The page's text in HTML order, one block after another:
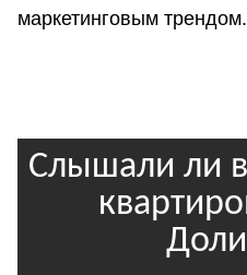
маркетинговым трендом.